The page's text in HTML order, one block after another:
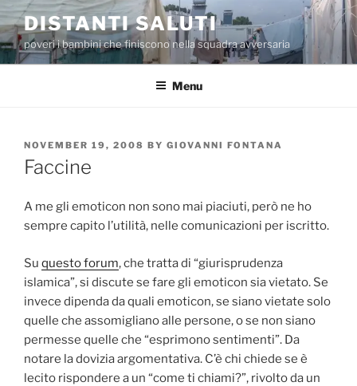
Skip
to
content
DISTANTI SALUTI
poveri i bambini che finiscono nella squadra avversaria
Menu
POSTED
ON
NOVEMBER 19, 2008 BY GIOVANNI FONTANA
Faccine
A me gli emoticon non sono mai piaciuti, però ne ho
sempre capito l’utilità, nelle comunicazioni per iscritto.
Su questo forum, che tratta di “giurisprudenza
islamica”, si discute se fare gli emoticon sia vietato. Se
invece dipenda da quali emoticon, se siano vietate solo
quelle che assomigliano alle persone, o se non siano
permesse quelle che “esprimono sentimenti”. Da
notare la dovizia argomentativa. C’è chi chiede se è
lecito rispondere a un “come ti chiami?”, rivolto da un